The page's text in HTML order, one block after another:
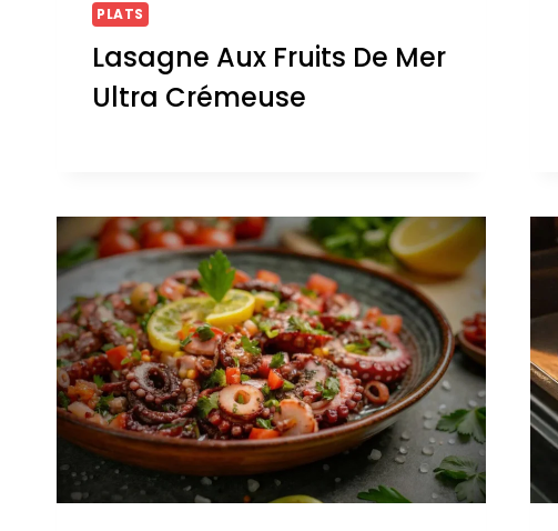
PLATS
Lasagne Aux Fruits De Mer
Ultra Crémeuse